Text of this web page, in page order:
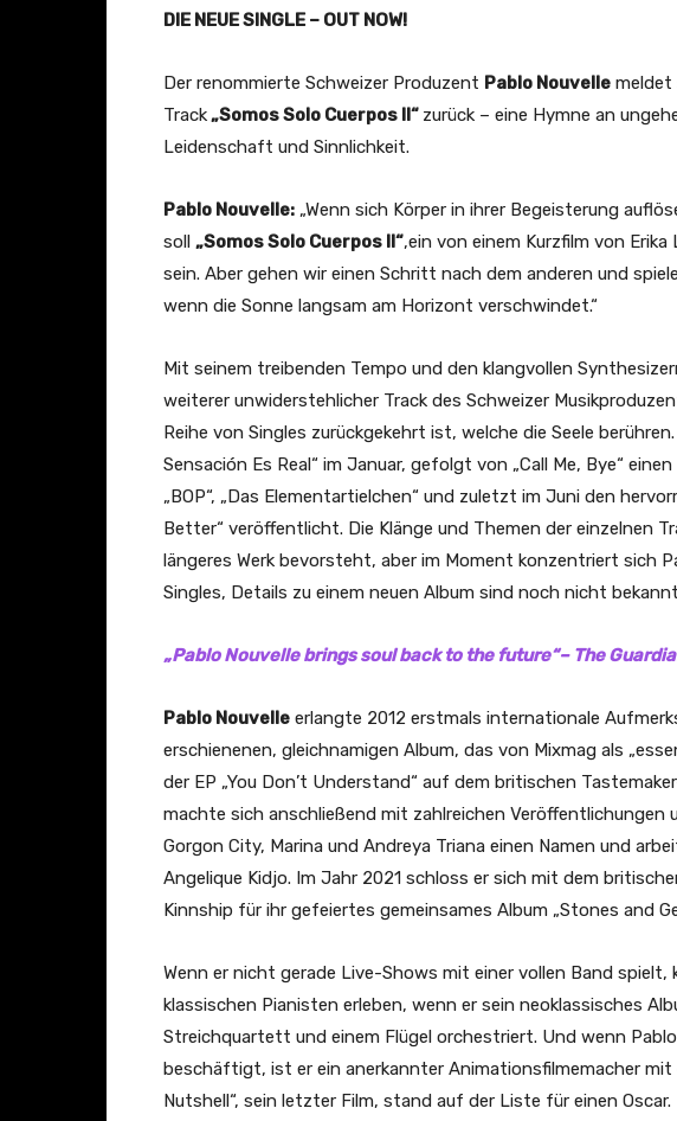
DIE NEUE SINGLE – OUT NOW!
Der renommierte Schweizer Produzent Pablo Nouvelle meldet
Track„Somos Solo Cuerpos II“ zurück – eine Hymne an
Leidenschaft und Sinnlichkeit.
Pablo Nouvelle: „Wenn sich Körper in ihrer Begeisterung
soll „Somos Solo Cuerpos II“,ein von einem Kurzfilm von
sein. Aber gehen wir einen Schritt nach dem anderen und
wenn die Sonne langsam am Horizont verschwindet.“
Mit seinem treibenden Tempo und den klangvollen
weiterer unwiderstehlicher Track des Schweizer
Reihe von Singles zurückgekehrt ist, welche die Seele
Sensación Es Real“ im Januar, gefolgt von „Call Me, Bye“
„BOP“, „Das Elementartielchen“ und zuletzt im Juni den
Better“ veröffentlicht. Die Klänge und Themen der einzelnen
längeres Werk bevorsteht, aber im Moment konzentriert sich
Singles, Details zu einem neuen Album sind noch nicht
„Pablo Nouvelle brings soul back to the future“– The
Pablo Nouvelle erlangte 2012 erstmals internationale
erschienenen, gleichnamigen Album, das von Mixmag als
der EP „You Don’t Understand“ auf dem britischen
machte sich anschließend mit zahlreichen Veröffentlichungen
Gorgon City, Marina und Andreya Triana einen Namen und
Angelique Kidjo. Im Jahr 2021 schloss er sich mit dem
Kinnship für ihr gefeiertes gemeinsames Album „Stones and
Wenn er nicht gerade Live-Shows mit einer vollen Band spielt,
klassischen Pianisten erleben, wenn er sein neoklassisches
Streichquartett und einem Flügel orchestriert. Und wenn
beschäftigt, ist er ein anerkannter Animationsfilmemacher mit
Nutshell“, sein letzter Film, stand auf der Liste für einen Oscar.